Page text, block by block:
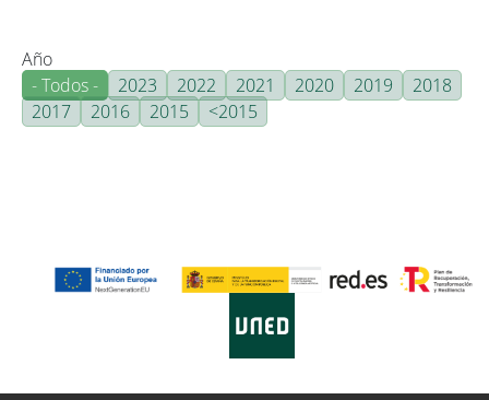
Año
- Todos -
2023 2022 2021 2020 2019
2018
2017
2016 2015 <2015